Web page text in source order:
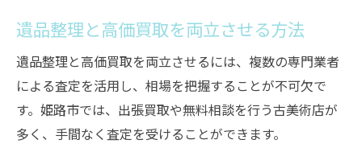
遺品整理と高価買取を両立させる方法
遺品整理と高価買取を両立させるには、複数の専門業者
による査定を活用し、相場を把握することが不可欠で
す。姫路市では、出張買取や無料相談を行う古美術店が
多く、手間なく査定を受けることができます。